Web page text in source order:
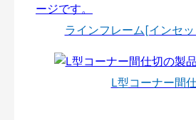
ラインフレーム[インセ
L型コーナー間